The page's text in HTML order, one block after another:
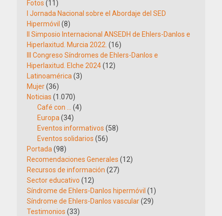
Fotos (11)
I Jornada Nacional sobre el Abordaje del SED
Hipermóvil (8)
II Simposio Internacional ANSEDH de Ehlers-Danlos e
Hiperlaxitud. Murcia 2022. (16)
III Congreso Síndromes de Ehlers-Danlos e
Hiperlaxitud. Elche 2024(12)
Latinoamérica (3)
Mujer(36)
Noticias (1.070)
Café con …
(4)
Europa (34)
Eventos informativos (58)
Eventos solidarios (56)
Portada (98)
Recomendaciones Generales (12)
Recursos de información (27)
Sector educativo (12)
Síndrome de Ehlers-Danlos hipermóvil (1)
Síndrome de Ehlers-Danlos vascular(29)
Testimonios (33)